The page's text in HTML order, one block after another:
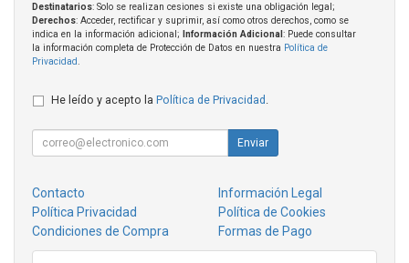
Destinatarios: Solo se realizan cesiones si existe una obligación legal;
Derechos: Acceder, rectificar y suprimir, así como otros derechos, como se
indica en la información adicional;
Información Adicional : Puede consultar
la información completa de Protección de Datos en nuestra Política de
Privacidad.
He leído y acepto la Política de Privacidad .
Enviar
Contacto
Información Legal
Política Privacidad
Política de Cookies
Condiciones de Compra
Formas de Pago